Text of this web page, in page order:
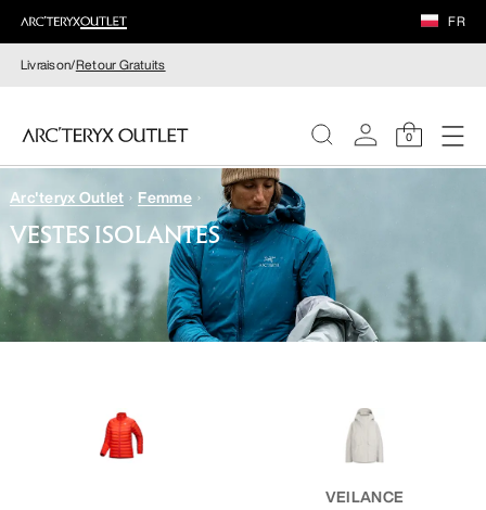
FR
Livraison/Retour Gratuits
0
FEMME
HOMME
Arc'teryx Outlet Femme
VESTES ISOLANTES
VEILANCE